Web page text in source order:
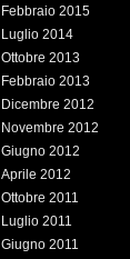
Febbraio 2015
Luglio 2014
Ottobre 2013
Febbraio 2013
Dicembre 2012
Novembre 2012
Giugno 2012
Aprile 2012
Ottobre 2011
Luglio 2011
Giugno 2011